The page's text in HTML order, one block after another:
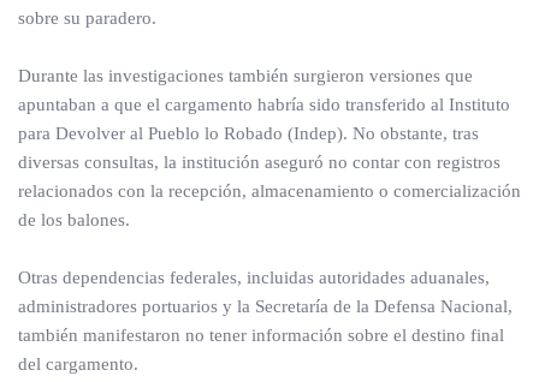
sobre su paradero.
Durante las investigaciones también surgieron versiones que
apuntaban a que el cargamento habría sido transferido al Instituto
para Devolver al Pueblo lo Robado (Indep). No obstante, tras
diversas consultas, la institución aseguró no contar con registros
relacionados con la recepción, almacenamiento o comercialización
de los balones.
Otras dependencias federales, incluidas autoridades aduanales,
administradores portuarios y la Secretaría de la Defensa Nacional,
también manifestaron no tener información sobre el destino final
del cargamento.